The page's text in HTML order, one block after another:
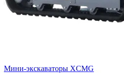
Мини-экскаваторы XCMG